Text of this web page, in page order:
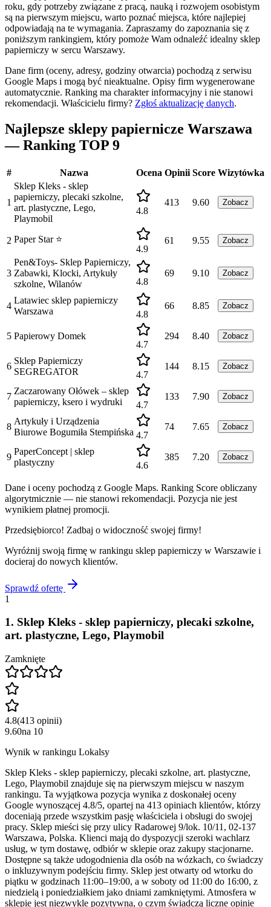
roku, gdy potrzeby związane z pracą, nauką i rozwojem osobistym
są na pierwszym miejscu, warto poznać miejsca, które najlepiej
odpowiadają na te wymagania. Zapraszamy do zapoznania się z
poniższym rankingiem, który pomoże Wam odnaleźć idealny sklep
papierniczy w sercu Warszawy.
Dane firm (oceny, adresy, godziny otwarcia) pochodzą z serwisu
Google Maps i mogą być nieaktualne. Opisy firm wygenerowane
automatycznie. Ranking ma charakter informacyjny i nie stanowi
rekomendacji. Właścicielu firmy? Zgłoś aktualizację danych.
Najlepsze sklepy papiernicze Warszawa
— Ranking TOP 9
# Nazwa Ocena Opinii Score Wizytówka
1
Sklep Kleks - sklep
papierniczy, plecaki szkolne,
art. plastyczne, Lego,
Playmobil
4.8
413 9.60 Zobacz
2 Paper Star ️⭐️
4.9
61 9.55 Zobacz
3
Pen&Toys- Sklep Papierniczy,
Zabawki, Klocki, Artykuły
szkolne, Wilanów
4.8
69 9.10 Zobacz
4
Latawiec sklep papierniczy
Warszawa
4.8
66 8.85 Zobacz
5 Papierowy Domek
4.7
294 8.40 Zobacz
6
Sklep Papierniczy
SEGREGATOR
4.7
144 8.15 Zobacz
7
Zaczarowany Ołówek – sklep
papierniczy, ksero i wydruki
4.7
133 7.90 Zobacz
8
Artykuły i Urządzenia
Biurowe Bogumiła Stempińska 4.7
74 7.65 Zobacz
9
PaperConcept | sklep
plastyczny
4.6
385 7.20 Zobacz
Dane i oceny pochodzą z Google Maps. Ranking Score obliczany
algorytmicznie — nie stanowi rekomendacji. Pozycja nie jest
wynikiem płatnej promocji.
Przedsiębiorco! Zadbaj o widoczność swojej firmy!
Wyróżnij swoją firmę w rankingu sklep papierniczy w Warszawie i
docieraj do nowych klientów.
Sprawdź ofertę
1
1. Sklep Kleks - sklep papierniczy, plecaki szkolne,
art. plastyczne, Lego, Playmobil
Zamknięte
4.8(413 opinii)
9.60na 10
Wynik w rankingu Lokalsy
Sklep Kleks - sklep papierniczy, plecaki szkolne, art. plastyczne,
Lego, Playmobil znajduje się na pierwszym miejscu w naszym
rankingu. Ta wyjątkowa pozycja wynika z doskonałej oceny
Google wynoszącej 4.8/5, opartej na 413 opiniach klientów, którzy
doceniają przede wszystkim pasję właściciela i obsługi do swojej
pracy. Sklep mieści się przy ulicy Radarowej 9/lok. 10/11, 02-137
Warszawa, Polska. Klienci mają do dyspozycji szeroki wachlarz
usług, w tym dostawę, odbiór w sklepie oraz zakupy stacjonarne.
Dostępne są także udogodnienia dla osób na wózkach, co świadczy
o inkluzywnym podejściu firmy. Sklep jest otwarty od wtorku do
piątku w godzinach 11:00–19:00, a w soboty od 11:00 do 16:00, z
niedzielą i poniedziałkiem jako dniami zamkniętymi. Atmosfera w
sklepie jest niezwykle pozytywna, o czym świadczą liczne opinie